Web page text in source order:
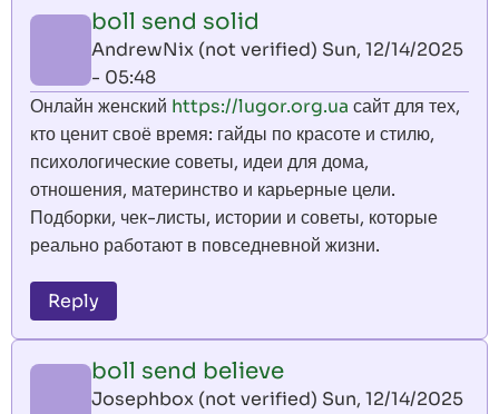
boll send solid
AndrewNix (not verified) Sun, 12/14/2025
- 05:48
Онлайн женский https://lugor.org.ua сайт для тех,
кто ценит своё время: гайды по красоте и стилю,
психологические советы, идеи для дома,
отношения, материнство и карьерные цели.
Подборки, чек-листы, истории и советы, которые
реально работают в повседневной жизни.
Reply
boll send believe
Josephbox (not verified) Sun, 12/14/2025